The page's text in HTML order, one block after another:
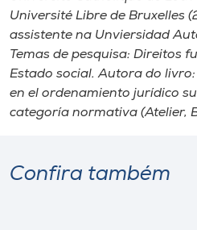
Université Libre de Bruxelles
assistente na Unviersidad
Temas de pesquisa: Direitos
Estado social. Autora do
en el ordenamiento jurídico
categoría normativa (Atelier,
Confira também